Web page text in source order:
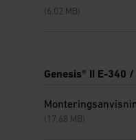
(6.02 MB)
Genesis® II E-340
(17.68 MB)